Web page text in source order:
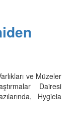
ve Müzeler
Dairesi
Hygieia